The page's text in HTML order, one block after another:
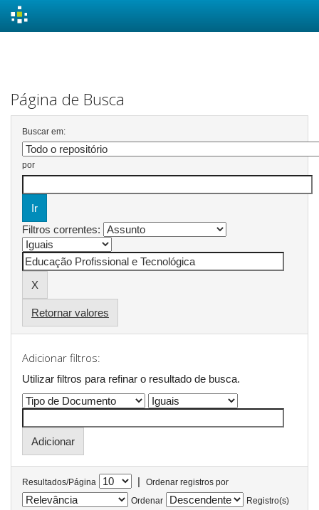
Página de Busca
Buscar em:
por
Filtros correntes:
Retornar valores
Adicionar filtros:
Utilizar filtros para refinar o resultado de busca.
Resultados/Página |
Ordenar registros por
Ordenar
Registro(s)